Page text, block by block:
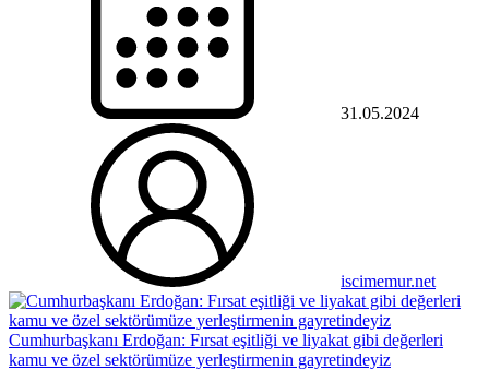
31.05.2024
iscimemur.net
Cumhurbaşkanı Erdoğan: Fırsat eşitliği ve liyakat gibi değerleri
kamu ve özel sektörümüze yerleştirmenin gayretindeyiz